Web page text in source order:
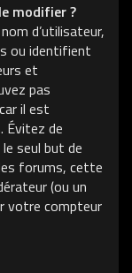
modifier ?
d’utilisateur,
ou identifient
et
pas
il est
Évitez de
seul but de
forums, cette
(ou un
votre compteur